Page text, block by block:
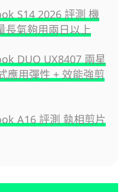
S14 2026 評測 機
長氣夠用兩日以上
DUO UX8407 兩星
應用彈性 + 效能強剪
A16 評測 執相剪片